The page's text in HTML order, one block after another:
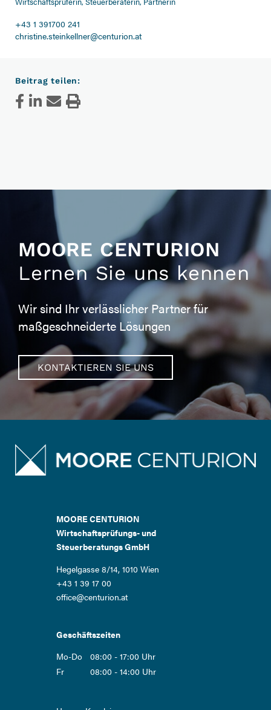
+43 1 391700 241
christine.steinkellner@centurion.at
Beitrag teilen:
MOORE CENTURION
Lernen Sie uns kennen
Wir sind Ihr verlässlicher Partner für
maßgeschneiderte Lösungen
KONTAKTIEREN SIE UNS
MOORE CENTURION
Wirtschaftsprüfungs- und
Steuerberatungs GmbH
Hegelgasse 8/14, 1010 Wien
+43 1 39 17 00
office@centurion.at
Geschäftszeiten
Mo-Do
08:00 - 17:00 Uhr
Fr
08:00 - 14:00 Uhr